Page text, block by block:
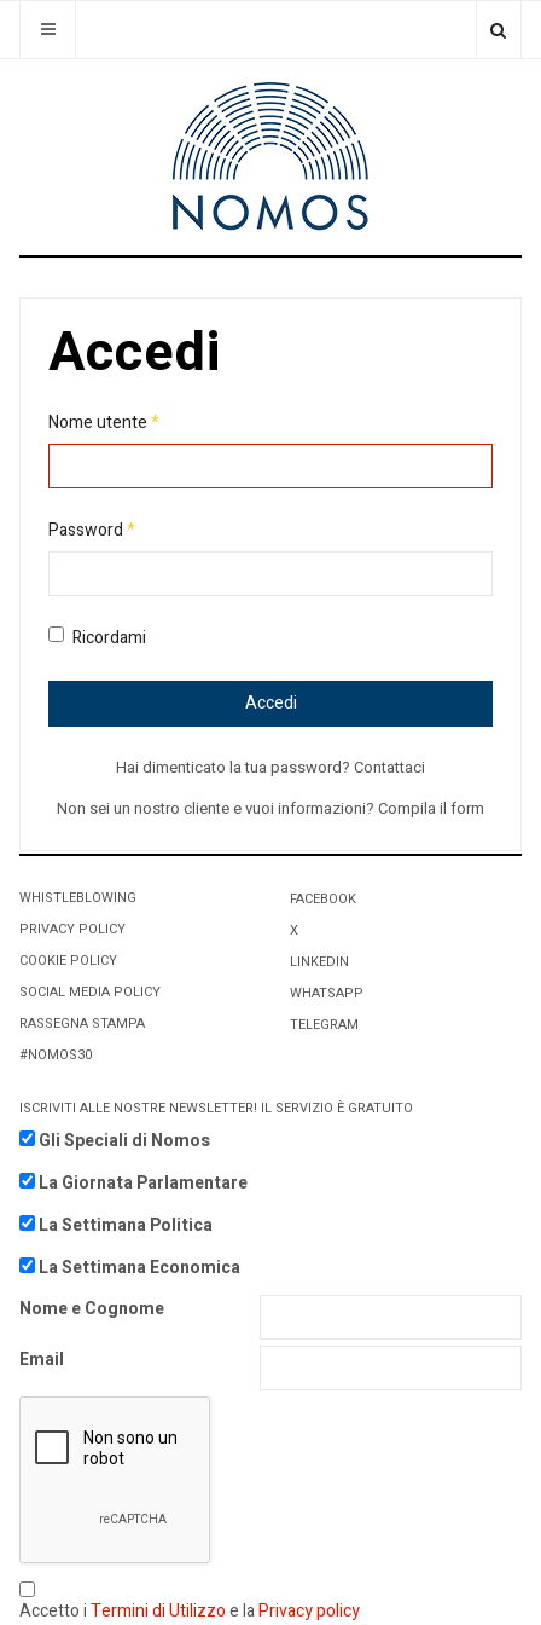
Accedi
Nome utente*
Password*
Ricordami
Accedi
Hai dimenticato la tua password? Contattaci
Non sei un nostro cliente e vuoi informazioni? Compila il form
WHISTLEBLOWING
PRIVACY POLICY
COOKIE POLICY
SOCIAL MEDIA POLICY
RASSEGNA STAMPA
#NOMOS30
FACEBOOK
X
LINKEDIN
WHATSAPP
TELEGRAM
ISCRIVITI ALLE NOSTRE NEWSLETTER! IL SERVIZIO È GRATUITO
Gli Speciali di Nomos
La Giornata Parlamentare
La Settimana Politica
La Settimana Economica
Nome e Cognome
Email
Accetto iTermini di Utilizzoe laPrivacy policy